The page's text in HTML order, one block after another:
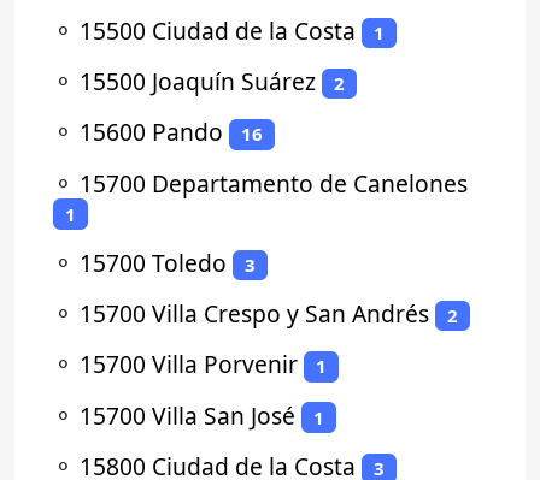
⚬ 15500 Ciudad de la Costa 1
⚬ 15500 Joaquín Suárez 2
⚬ 15600 Pando 16
⚬ 15700 Departamento de Canelones
1
⚬ 15700 Toledo 3
⚬ 15700 Villa Crespo y San Andrés 2
⚬ 15700 Villa Porvenir 1
⚬ 15700 Villa San José 1
⚬ 15800 Ciudad de la Costa 3